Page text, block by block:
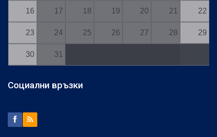
16 17 18 19 20 21 22
23 24 25 26 27 28 29
30 31
Социални връзки